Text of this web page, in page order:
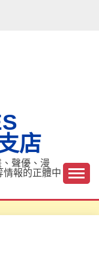
店
聲優、漫
報的正體中